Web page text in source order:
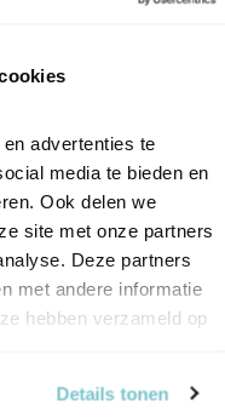
advertenties te
media te bieden en
Ook delen we
site met onze partners
Deze partners
met andere informatie
hebben verzameld op
Details tonen
acties en tips